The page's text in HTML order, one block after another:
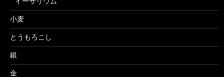
小麦
とうもろこし
銀
金